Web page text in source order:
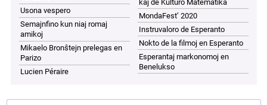
Usona vespero
Semajnfino kun niaj romaj
amikoj
Mikaelo Bronŝtejn prelegas en
Parizo
Lucien Péraire
kaj de Kulturo Matematika
MondaFest’ 2020
Instruvaloro de Esperanto
Nokto de la filmoj en Esperanto
Esperantaj markonomoj en
Benelukso